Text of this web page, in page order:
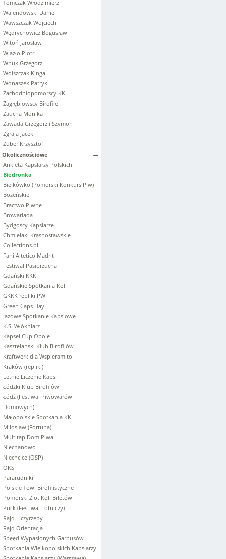
Tomczak Włodzimierz
Walendowski Daniel
Wawszczak Wojciech
Wędrychowicz Bogusław
Witoń Jarosław
Wlazło Piotr
Wnuk Grzegorz
Wolszczak Kinga
Wonaszek Patryk
Zachodniopomorscy KK
Zagłębiowscy Birofile
Zaucha Monika
Zawada Grzegorz i Szymon
Zgraja Jacek
Żuber Krzysztof
Okolicznościowe
Ankieta Kapslarzy Polskich
Biedronka
Bielkówko (Pomorski Konkurs Piw)
Bożeńskie
Bractwo Piwne
Browariada
Bydgoscy Kapslarze
Chmielaki Krasnostawskie
Collections.pl
Fani Altetico Madrit
Festiwal Pasibrzucha
Gdański KKK
Gdańskie Spotkania Kol.
GKKK repliki PW
Green Caps Day
Jazowe Spotkanie Kapslowe
K.S. Włókniarz
Kapsel Cup Opole
Kasztelanski Klub Birofilów
Kraftwerk dla Wspieram.to
Kraków (repliki)
Letnie Liczenie Kapsli
Łódzki Klub Birofilów
Łódź (Festiwal Piwowarów
Domowych)
Małopolskie Spotkania KK
Miłoslaw (Fortuna)
Multitap Dom Piwa
Niechanowo
Niechcice (OSP)
OKS
Pararudniki
Polskie Tow. Birofilistyczne
Pomorski Zlot Kol. Biletów
Puck (Festiwal Lotniczy)
Rajd Liczyrzepy
Rajd Orientacja
Spęęd Wypasionych Garbusów
Spotkania Wielkopolskich Kapslarzy